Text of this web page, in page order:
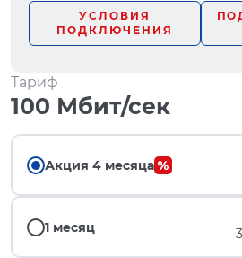
УСЛОВИЯ
ПОДКЛЮЧЕНИЯ
Тариф
100 Мбит/сек
Акция 4 месяца
1 месяц